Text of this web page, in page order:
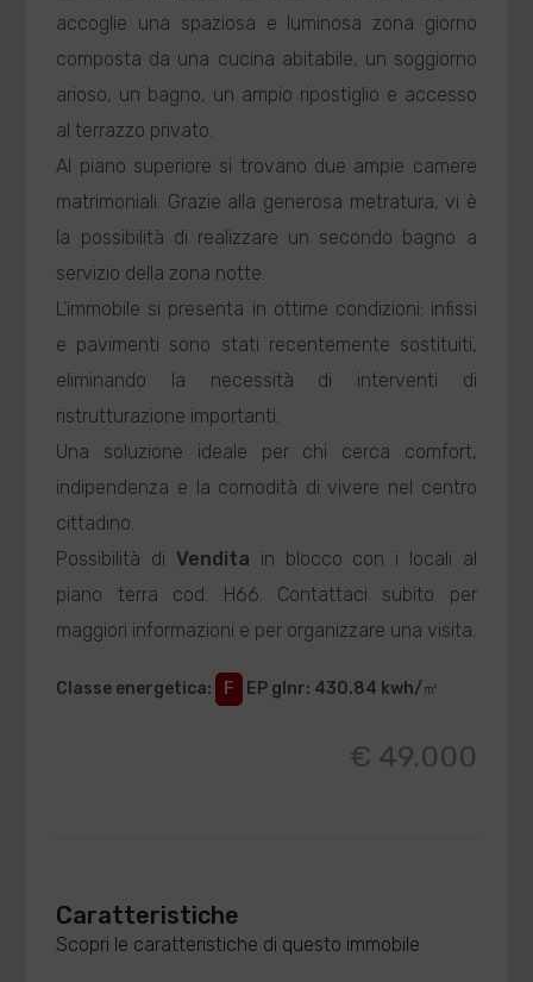
accoglie una spaziosa e luminosa zona giorno
composta da una cucina abitabile, un soggiorno
arioso, un bagno, un ampio ripostiglio e accesso
al terrazzo privato.
Al piano superiore si trovano due ampie camere
matrimoniali. Grazie alla generosa metratura, vi è
la possibilità di realizzare un secondo bagno a
servizio della zona notte.
L'immobile si presenta in ottime condizioni: infissi
e pavimenti sono stati recentemente sostituiti,
eliminando la necessità di interventi di
ristrutturazione importanti.
Una soluzione ideale per chi cerca comfort,
indipendenza e la comodità di vivere nel centro
cittadino.
Possibilità di Vendita in blocco con i locali al
piano terra cod. H66. Contattaci subito per
maggiori informazioni e per organizzare una visita.
Classe energetica: F EP glnr: 430.84 kwh/㎡
€ 49.000
Caratteristiche
Scopri le caratteristiche di questo immobile